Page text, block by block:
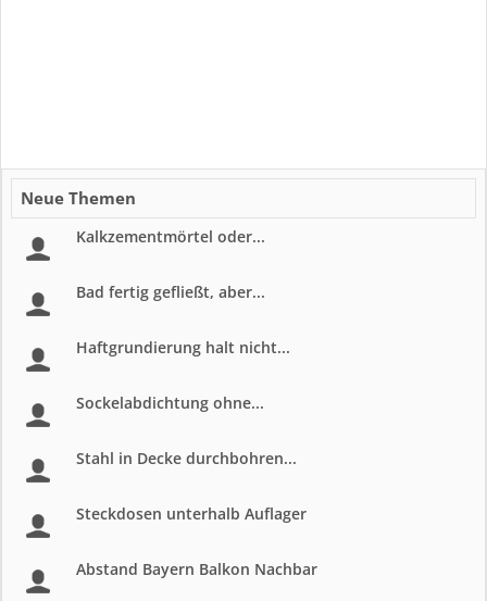
Neue Themen
Kalkzementmörtel oder...
Bad fertig gefließt, aber...
Haftgrundierung halt nicht...
Sockelabdichtung ohne...
Stahl in Decke durchbohren...
Steckdosen unterhalb Auflager
Abstand Bayern Balkon Nachbar